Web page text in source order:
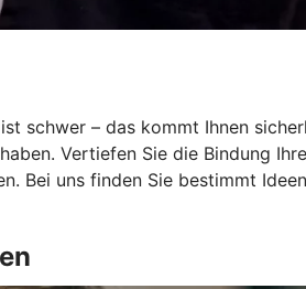
schwer – das kommt Ihnen
Vertiefen Sie die Bindung
Bei uns finden Sie bestimmt